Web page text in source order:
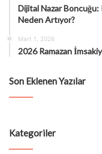
Dijital Nazar Boncuğu:
Neden Artıyor?
Mart 1, 2026
2026 Ramazan
Son Eklenen Yazılar
Kategoriler